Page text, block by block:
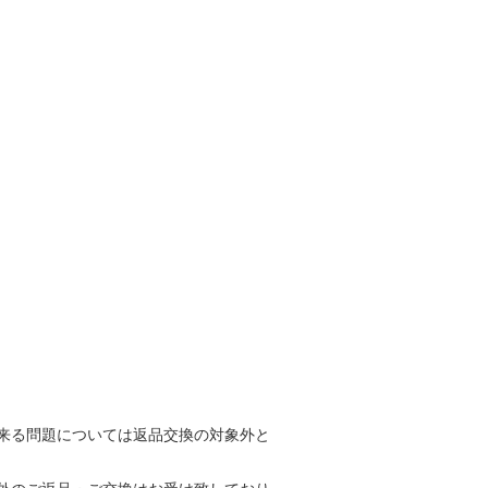
問題については返品交換の対象外と